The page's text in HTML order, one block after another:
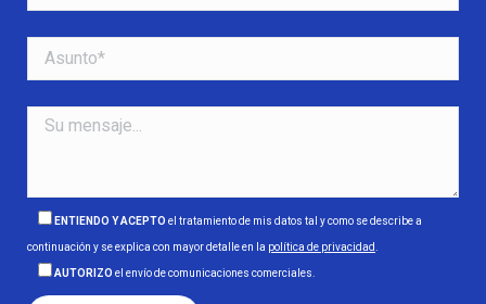
ENTIENDO Y ACEPTO el tratamiento de mis datos tal y como se describe a
continuación y se explica con mayor detalle en la política de privacidad
AUTORIZO el envío de comunicaciones comerciales.